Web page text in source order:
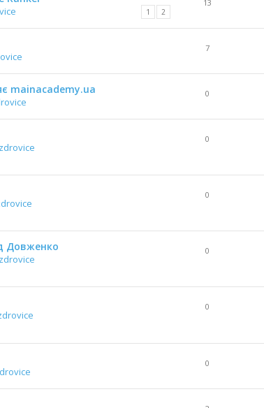
1 2
13
7
mainacademy.ua 0
0
0
Довженко 0
0
0